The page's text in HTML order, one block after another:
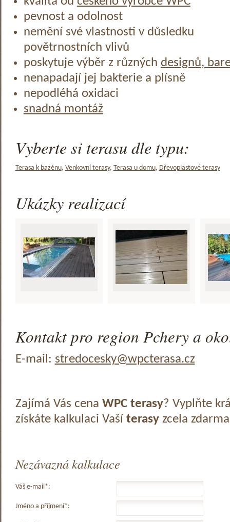
pevnost a odolnost
nemění své vlastnosti v důsledku
povětrnostních vlivů
poskytuje výběr z různých designů,
nenapadají jej bakterie a plísně
nepodléhá oxidaci
snadná montáž
Vyberte si terasu dle typu:
Terasa k bazénu, Venkovní terasy, Terasa u domu, Dřevoplastové terasy
Ukázky realizací
Kontakt pro region Pchery a
E-mail: stredocesky@wpcterasa.cz
Zajímá Vás cena WPC terasy? Vyplňte
získáte kalkulaci Vaší terasyzcela
Nezávazná kalkulace
Váš e-mail*:
Jméno a příjmení*: